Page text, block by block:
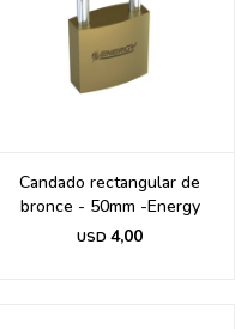
Candado rectangular de
bronce - 50mm -Energy
USD 4,00